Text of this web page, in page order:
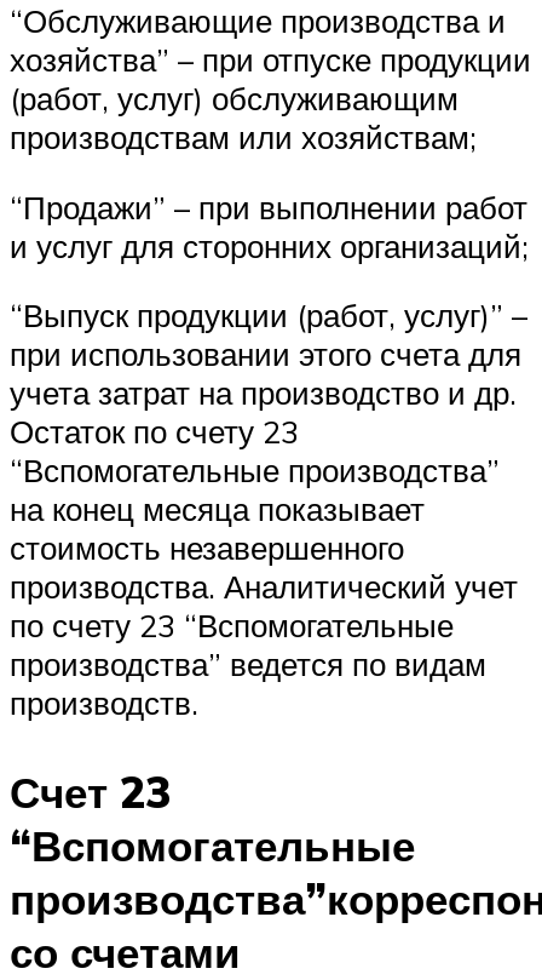
“Обслуживающие производства и
хозяйства” – при отпуске продукции
(работ, услуг) обслуживающим
производствам или хозяйствам;
“Продажи” – при выполнении работ
и услуг для сторонних организаций;
“Выпуск продукции (работ, услуг)” –
при использовании этого счета для
учета затрат на производство и др.
Остаток по счету 23
“Вспомогательные производства”
на конец месяца показывает
стоимость незавершенного
производства. Аналитический учет
по счету 23 “Вспомогательные
производства” ведется по видам
производств.
Счет 23
“Вспомогательные
со счетами